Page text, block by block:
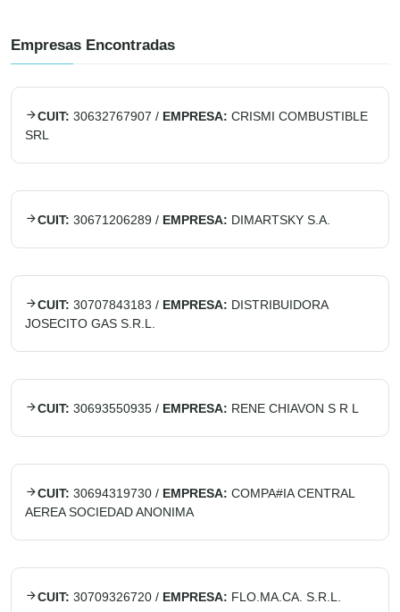
Empresas Encontradas
CUIT: 30632767907 / EMPRESA: CRISMI COMBUSTIBLE
SRL
CUIT: 30671206289 / EMPRESA: DIMARTSKY S.A.
CUIT: 30707843183 / EMPRESA: DISTRIBUIDORA
JOSECITO GAS S.R.L.
CUIT: 30693550935 / EMPRESA: RENE CHIAVON S R L
CUIT: 30694319730 / EMPRESA: COMPA#IA CENTRAL
AEREA SOCIEDAD ANONIMA
CUIT: 30709326720 / EMPRESA: FLO.MA.CA. S.R.L.